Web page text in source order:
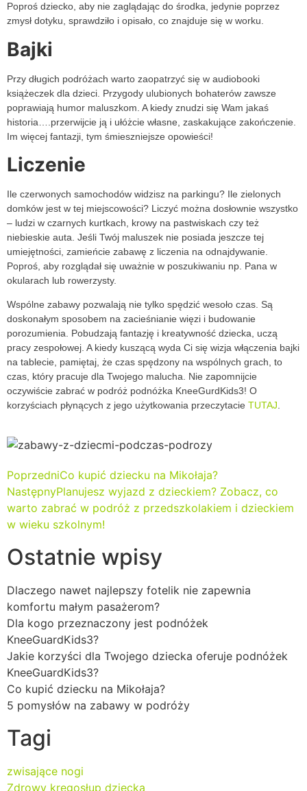
Poproś dziecko, aby nie zaglądając do środka, jedynie poprzez
zmysł dotyku, sprawdziło i opisało, co znajduje się w worku.
Bajki
Przy długich podróżach warto zaopatrzyć się w audiobooki
książeczek dla dzieci. Przygody ulubionych bohaterów zawsze
poprawiają humor maluszkom. A kiedy znudzi się Wam jakaś
historia….przerwijcie ją i ułóżcie własne, zaskakujące zakończenie.
Im więcej fantazji, tym śmieszniejsze opowieści!
Liczenie
Ile czerwonych samochodów widzisz na parkingu? Ile zielonych
domków jest w tej miejscowości? Liczyć można dosłownie wszystko
– ludzi w czarnych kurtkach, krowy na pastwiskach czy też
niebieskie auta. Jeśli Twój maluszek nie posiada jeszcze tej
umiejętności, zamieńcie zabawę z liczenia na odnajdywanie.
Poproś, aby rozglądał się uważnie w poszukiwaniu np. Pana w
okularach lub rowerzysty.
Wspólne zabawy pozwalają nie tylko spędzić wesoło czas. Są
doskonałym sposobem na zacieśnianie więzi i budowanie
porozumienia. Pobudzają fantazję i kreatywność dziecka, uczą
pracy zespołowej. A kiedy kuszącą wyda Ci się wizja włączenia bajki
na tablecie, pamiętaj, że czas spędzony na wspólnych grach, to
czas, który pracuje dla Twojego malucha. Nie zapomnijcie
oczywiście zabrać w podróż podnóżka KneeGurdKids3! O
korzyściach płynących z jego użytkowania przeczytacie TUTAJ.
PoprzedniCo kupić dziecku na Mikołaja?
NastępnyPlanujesz wyjazd z dzieckiem? Zobacz, co
warto zabrać w podróż z przedszkolakiem i dzieckiem
w wieku szkolnym!
Ostatnie wpisy
Dlaczego nawet najlepszy fotelik nie zapewnia
komfortu małym pasażerom?
Dla kogo przeznaczony jest podnóżek
KneeGuardKids3?
Jakie korzyści dla Twojego dziecka oferuje podnóżek
KneeGuardKids3?
Co kupić dziecku na Mikołaja?
5 pomysłów na zabawy w podróży
Tagi
zwisające nogi
Zdrowy kręgosłup dziecka